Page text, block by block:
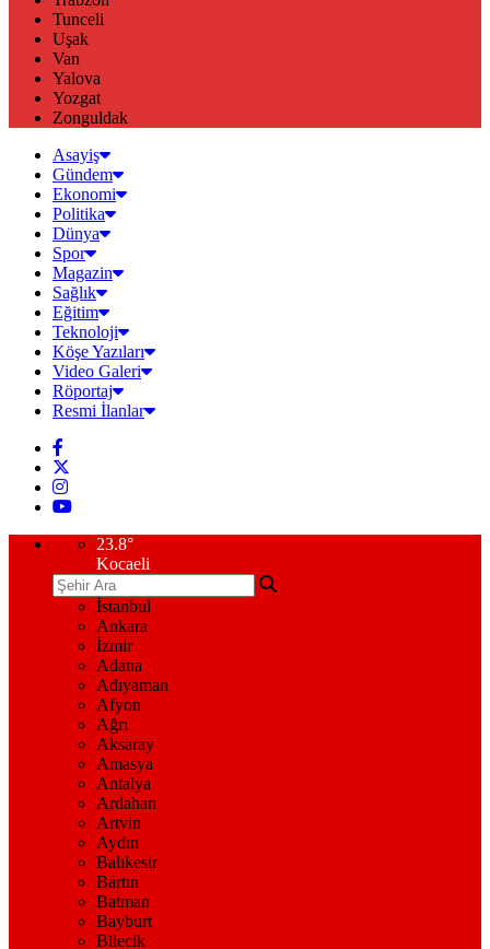
Tunceli
Uşak
Van
Yalova
Yozgat
Zonguldak
Asayiş
Gündem
Ekonomi
Politika
Dünya
Spor
Magazin
Sağlık
Eğitim
Teknoloji
Köşe Yazıları
Video Galeri
Röportaj
Resmi İlanlar
23.8°
Kocaeli
İstanbul
Ankara
İzmir
Adana
Adıyaman
Afyon
Ağrı
Aksaray
Amasya
Antalya
Ardahan
Artvin
Aydın
Balıkesir
Bartın
Batman
Bayburt
Bilecik